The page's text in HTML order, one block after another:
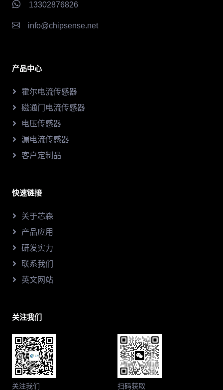
13302876826
info@chipsense.net
产品中心
霍尔电流传感器
磁通门电流传感器
电压传感器
漏电流传感器
客户定制品
快速链接
关于芯森
产品应用
研发实力
联系我们
英文网站
关注我们
关注我们 扫码获取